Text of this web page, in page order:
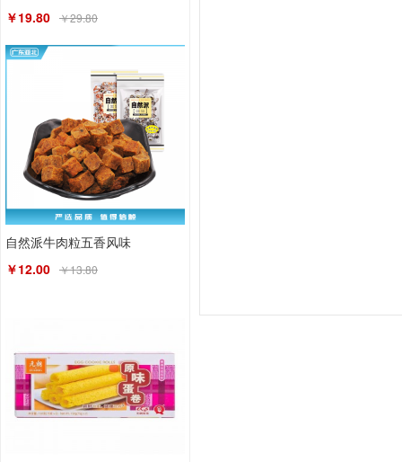
￥19.80 ￥29.80
自然派牛肉粒五香风味
￥12.00 ￥13.80